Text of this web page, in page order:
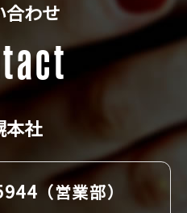
合わせ
本社
（営業部）